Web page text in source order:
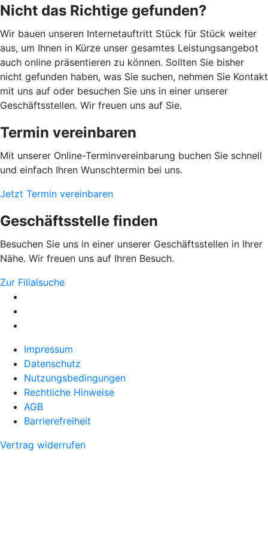
Nicht das Richtige gefunden?
Wir bauen unseren Internetauftritt Stück für Stück weiter
aus, um Ihnen in Kürze unser gesamtes Leistungsangebot
auch online präsentieren zu können. Sollten Sie bisher
nicht gefunden haben, was Sie suchen, nehmen Sie Kontakt
mit uns auf oder besuchen Sie uns in einer unserer
Geschäftsstellen. Wir freuen uns auf Sie.
Termin vereinbaren
Mit unserer Online-Terminvereinbarung buchen Sie schnell
und einfach Ihren Wunschtermin bei uns.
Jetzt Termin vereinbaren
Geschäftsstelle finden
Besuchen Sie uns in einer unserer Geschäftsstellen in Ihrer
Nähe. Wir freuen uns auf Ihren Besuch.
Zur Filialsuche
Impressum
Datenschutz
Nutzungsbedingungen
Rechtliche Hinweise
AGB
Barrierefreiheit
Vertrag widerrufen